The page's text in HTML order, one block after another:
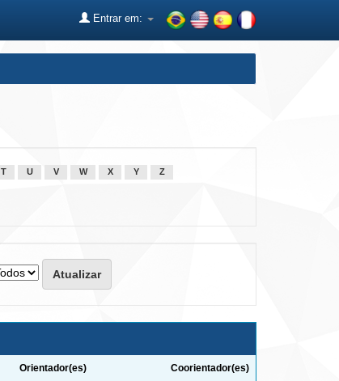
Entrar em:
T U V W X Y Z
Orientador(es) Coorientador(es)